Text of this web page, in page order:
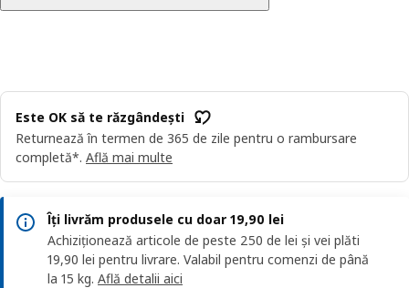
Este OK să te răzgândești
Returnează în termen de 365 de zile pentru o rambursare
completă*. Află mai multe
Îți livrăm produsele cu doar 19,90 lei
Achiziționează articole de peste 250 de lei și vei plăti
19,90 lei pentru livrare. Valabil pentru comenzi de până
la 15 kg. Află detalii aici